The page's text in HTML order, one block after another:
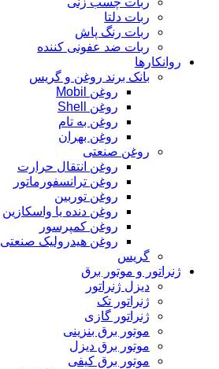
ربات دلتا
ربات رنگ پاش
ربات ضد عفونی کننده
روانکارها
بانک برند روغن و گریس
روغن Mobil
روغن Shell
روغن به تام
روغن بهران
روغن صنعتی
روغن انتقال حرارت
روغن ترانسفورماتور
روغن توربین
روغن دنده یا واسکازین
روغن کمپرسور
روغن هیدرولیک صنعتی
گریس
ژنراتور و موتور برق
دیزل ژنراتور
ژنراتور تک
ژنراتور گازی
موتور برق بنزینی
موتور برق دیزل
موتور برق کیفی